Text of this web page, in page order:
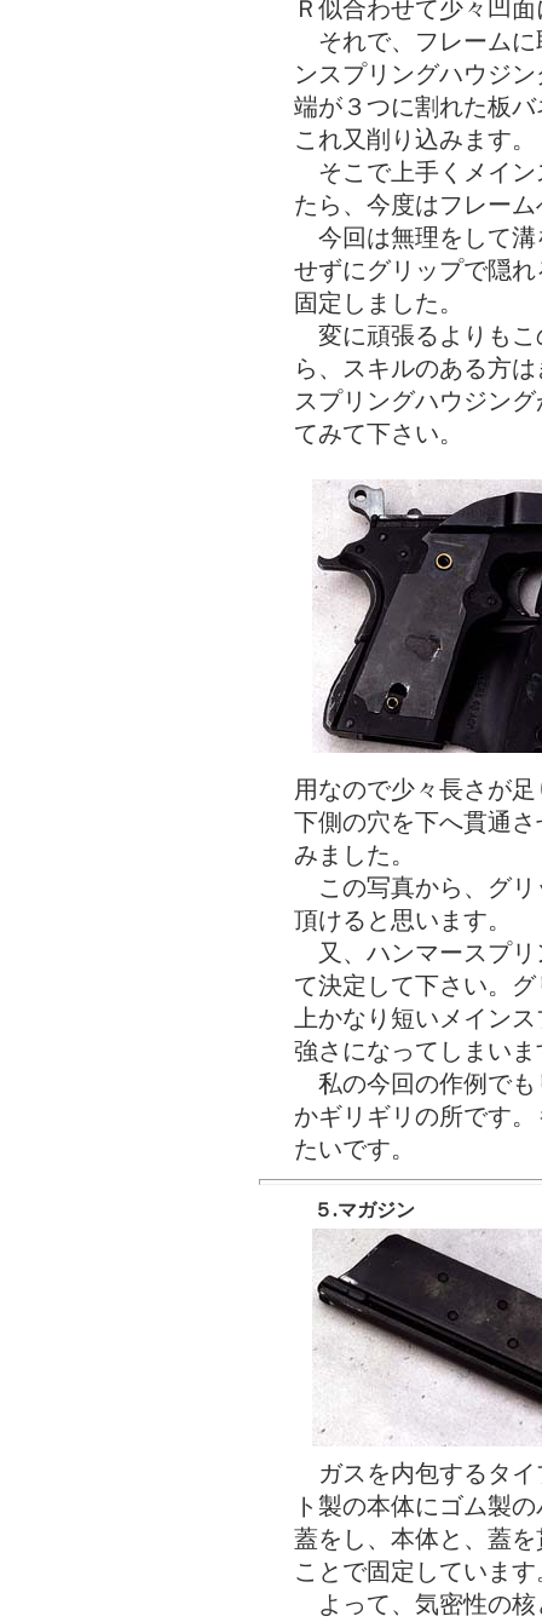
Ｒ似合わせて少々凹
それで、フレームに
ンスプリングハウジ
端が３つに割れた板
これ又削り込みます。
そこで上手くメイン
たら、今度はフレー
今回は無理をして溝
せずにグリップで隠
固定しました。
変に頑張るよりもこ
ら、スキルのある方
スプリングハウジン
てみて下さい。
用なので少々長さが
下側の穴を下へ貫通
みました。
この写真から、グリ
頂けると思います。
又、ハンマースプリ
て決定して下さい。
上かなり短いメイン
強さになってしまいま
私の今回の作例でも
かギリギリの所です
たいです。
５.マガジン
ガスを内包するタイ
ト製の本体にゴム製
蓋をし、本体と、蓋
ことで固定しています
よって、気密性の核